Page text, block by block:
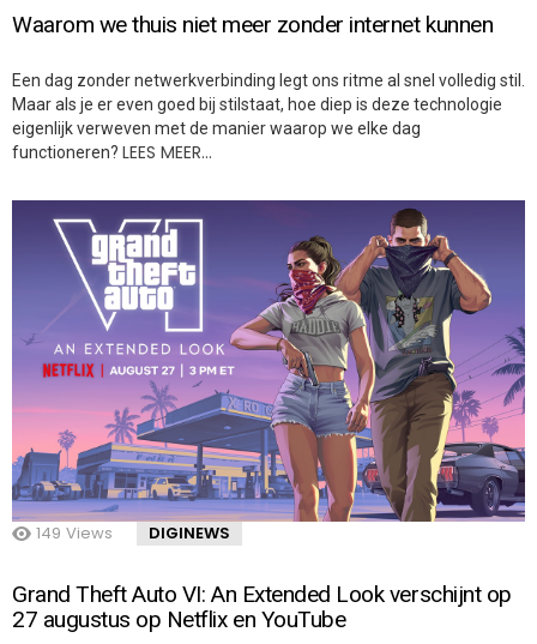
Waarom we thuis niet meer zonder internet kunnen
Een dag zonder netwerkverbinding legt ons ritme al snel volledig stil.
Maar als je er even goed bij stilstaat, hoe diep is deze technologie
eigenlijk verweven met de manier waarop we elke dag
functioneren? LEES MEER…
149 Views DIGINEWS
Grand Theft Auto VI: An Extended Look verschijnt op
27 augustus op Netflix en YouTube